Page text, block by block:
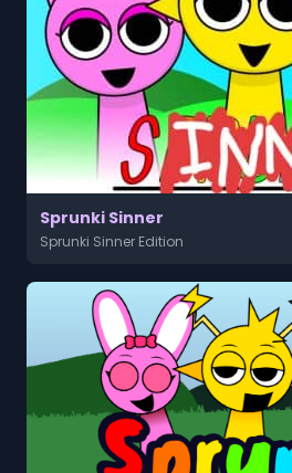
Sprunki Sinner
Sprunki Sinner Edition